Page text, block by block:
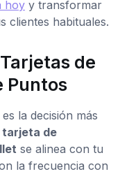
hoy y transformar
clientes habituales.
de
Puntos
la decisión más
tarjeta de
se alinea con tu
la frecuencia con